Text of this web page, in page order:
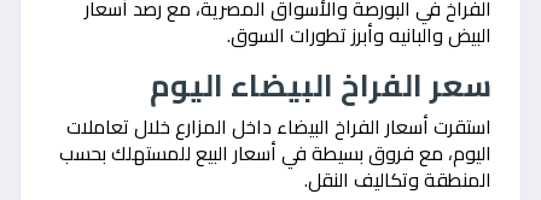
الفراخ في البورصة والأسواق المصرية، مع رصد أسعار
البيض والبانيه وأبرز تطورات السوق.
سعر الفراخ البيضاء اليوم
استقرت أسعار الفراخ البيضاء داخل المزارع خلال تعاملات
اليوم، مع فروق بسيطة في أسعار البيع للمستهلك بحسب
المنطقة وتكاليف النقل.